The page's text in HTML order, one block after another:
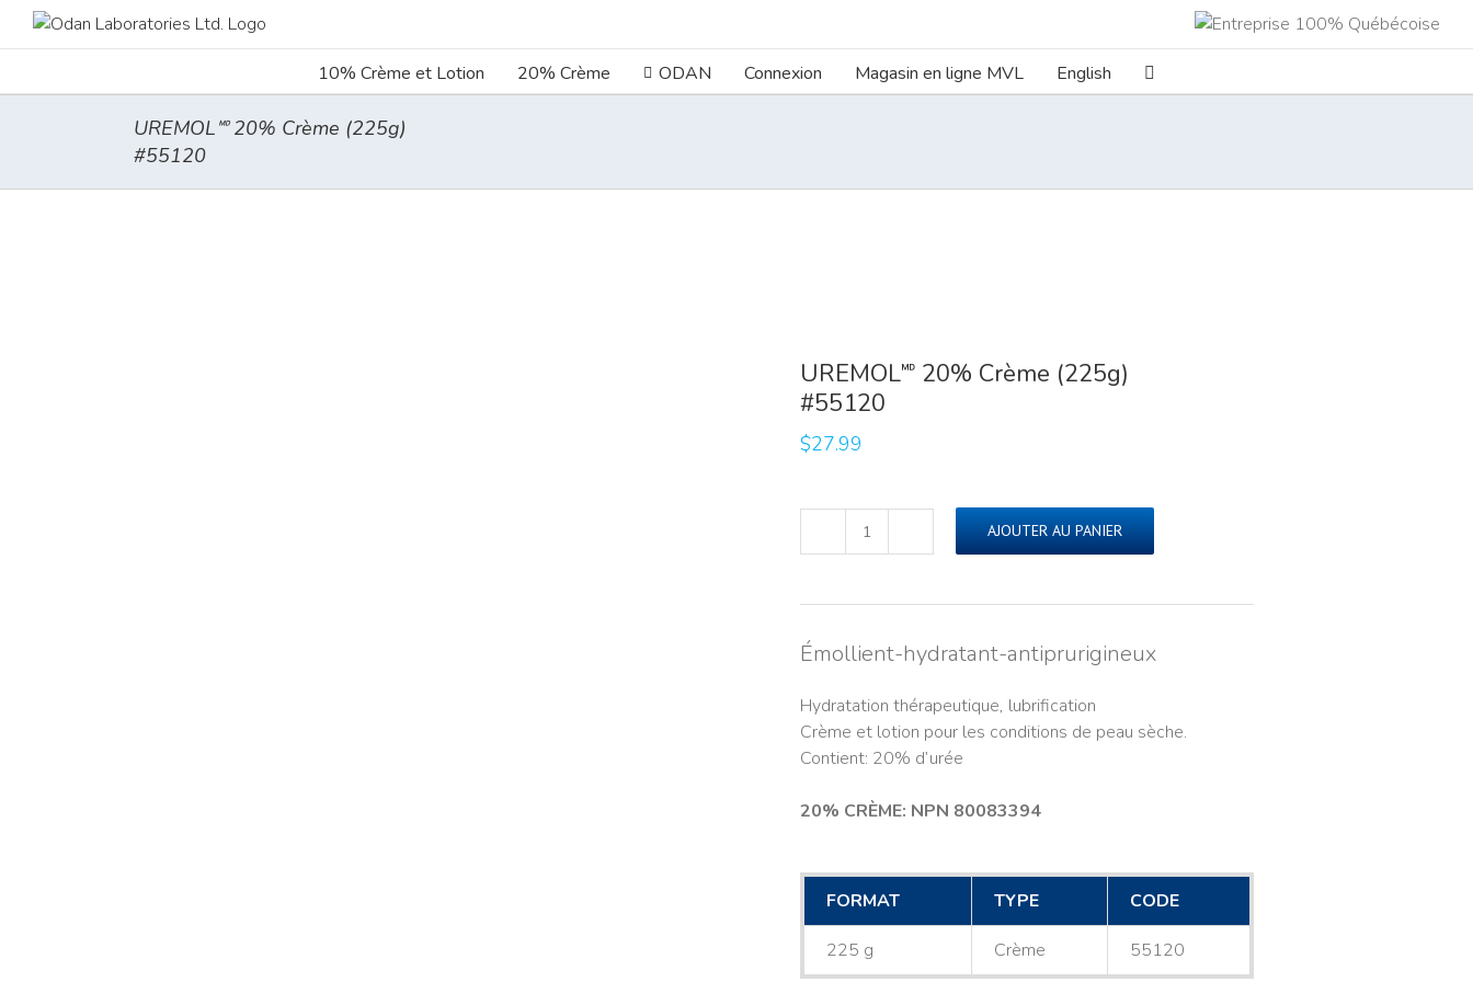
Search
10% Crème et Lotion 20% Crème ODAN Connexion Magasin en ligne MVL English
UREMOL🅫 20% Crème (225g)
#55120
UREMOL🅫 20% Crème (225g)
#55120
$27.99
quantité
Crème
AJOUTER AU PANIER
Émollient-hydratant-antiprurigineux
Hydratation thérapeutique, lubrification
Crème et lotion pour les conditions de peau sèche.
Contient: 20% d’urée
20% CRÈME: NPN 80083394
FORMAT TYPE CODE
225 g Crème 55120